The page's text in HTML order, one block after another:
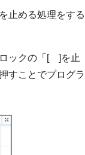
止める処理をする
ックの「[ ]を止
すことでプログラ